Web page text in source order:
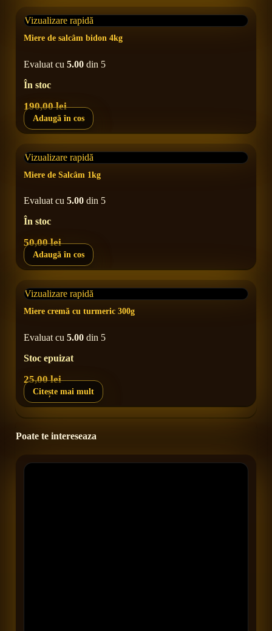
Vizualizare rapidă
Miere de salcâm bidon 4kg
Evaluat cu 5.00 din 5
În stoc
190,00lei
Adaugă în cos
Vizualizare rapidă
Miere de Salcâm 1kg
Evaluat cu 5.00 din 5
În stoc
50,00lei
Adaugă în cos
Vizualizare rapidă
Miere cremă cu turmeric 300g
Evaluat cu 5.00 din 5
Stoc epuizat
25,00lei
Citește mai mult
Poate te intereseaza